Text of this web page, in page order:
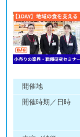
開催地
開催時期／日時